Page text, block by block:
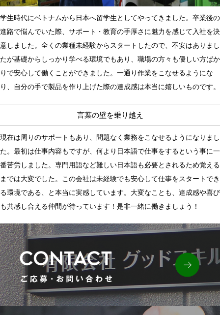
学生時代にベトナムから日本へ留学生としてやってきました。卒業後の
進路で悩んでいた際、サポート・教育の手厚さに魅力を感じて入社を決
意しました。全くの業種未経験からスタートしたので、不安はありまし
たが基礎からしっかり学べる環境でもあり、職場の方々も優しい方ばか
りで安心して働くことができました。一通り作業をこなせるようにな
り、自分の手で製品を作り上げた際の達成感は本当に嬉しいものです。
言葉の壁を乗り越え
現在は周りのサポートもあり、問題なく業務をこなせるようになりまし
た。最初は仕事内容もですが、何より日本語で仕事をするという事に一
番苦労しました。専門用語など難しい日本語も必要とされるため覚える
までは大変でした。この会社は未経験でも安心して仕事をスタートでき
る環境である、と本当に実感しています。大変なことも、達成感や喜び
も共感し合える仲間が待っています！是非一緒に働きましょう！